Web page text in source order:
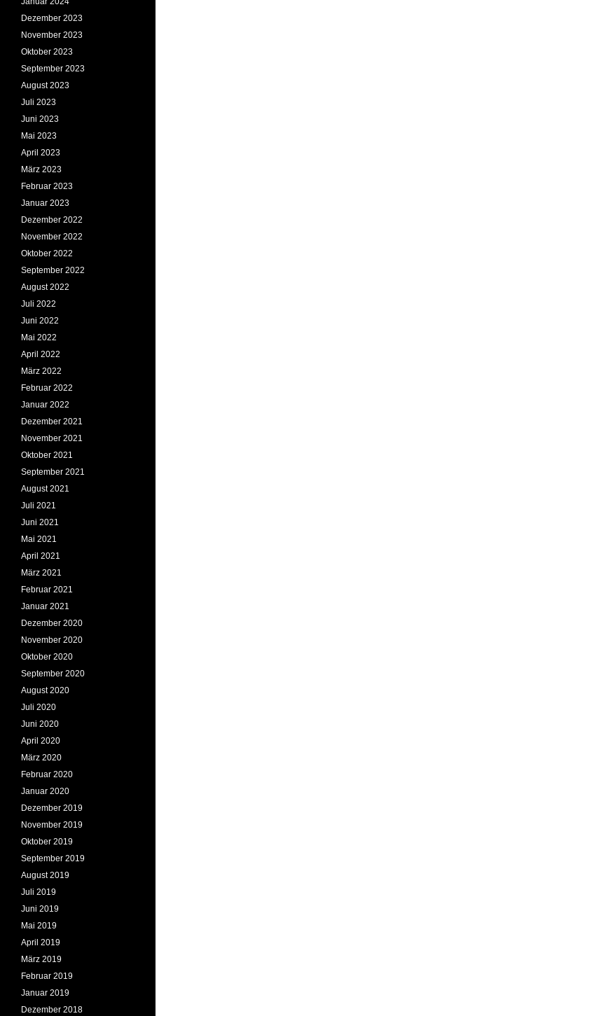
Dezember 2023
November 2023
Oktober 2023
September 2023
August 2023
Juli 2023
Juni 2023
Mai 2023
April 2023
März 2023
Februar 2023
Januar 2023
Dezember 2022
November 2022
Oktober 2022
September 2022
August 2022
Juli 2022
Juni 2022
Mai 2022
April 2022
März 2022
Februar 2022
Januar 2022
Dezember 2021
November 2021
Oktober 2021
September 2021
August 2021
Juli 2021
Juni 2021
Mai 2021
April 2021
März 2021
Februar 2021
Januar 2021
Dezember 2020
November 2020
Oktober 2020
September 2020
August 2020
Juli 2020
Juni 2020
April 2020
März 2020
Februar 2020
Januar 2020
Dezember 2019
November 2019
Oktober 2019
September 2019
August 2019
Juli 2019
Juni 2019
Mai 2019
April 2019
März 2019
Februar 2019
Januar 2019
Dezember 2018